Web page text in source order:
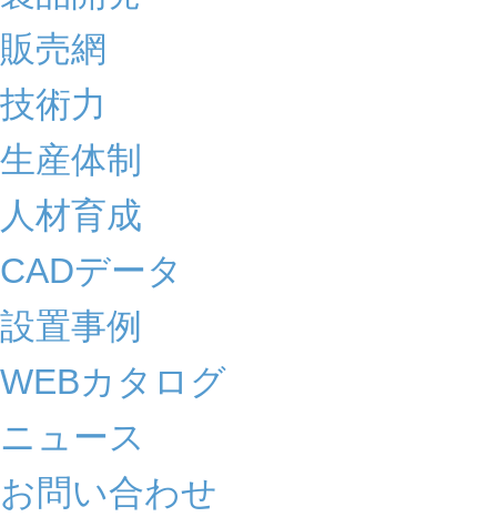
販売網
技術力
生産体制
人材育成
CADデータ
設置事例
WEBカタログ
ニュース
お問い合わせ